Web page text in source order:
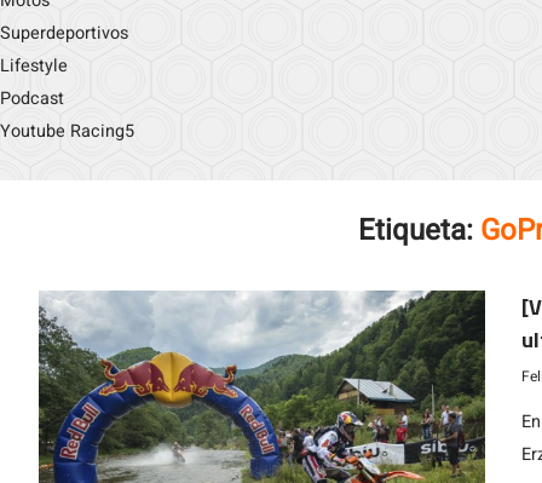
Superdeportivos
Lifestyle
Podcast
Youtube Racing5
Etiqueta: